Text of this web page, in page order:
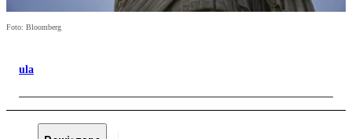
Foto: Bloomberg
ula